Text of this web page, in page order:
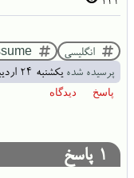
انگلیسی
پرسیده شده یکشنبه ۲۴ اردیبهشت ۱۴۰۲
1 پاسخ